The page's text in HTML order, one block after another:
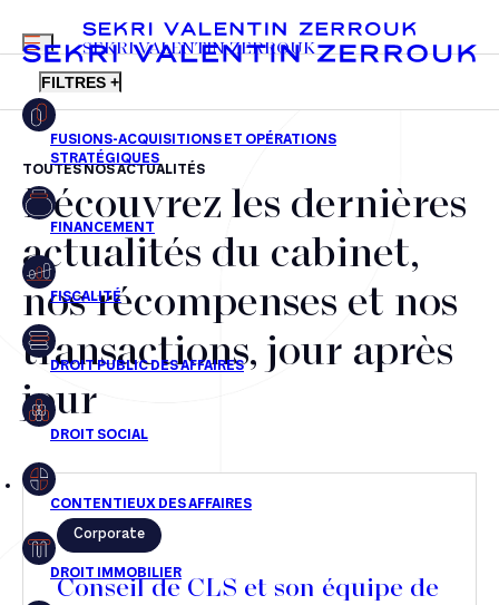
FR EN
MENU
SEKRI VALENTIN ZERROUK
FILTRES +
Fusions-acquisitions et opérations stratégiques
Financement
Fiscalité
Droit public des affaires
Droit social
Droit immobilier
Restructuring
TOUTES NOS ACTUALITÉS
Découvrez les dernières
actualités du cabinet,
nos récompenses et nos
transactions, jour après
jour
Corporate
Conseil de CLS et son équipe de